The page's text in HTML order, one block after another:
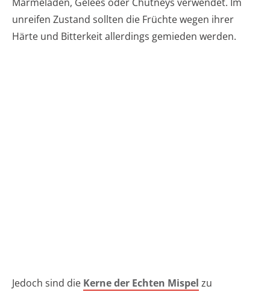
unreifen Zustand sollten die Früchte wegen ihrer
Härte und Bitterkeit allerdings gemieden werden.
Jedoch sind die Kerne der Echten Mispel zu